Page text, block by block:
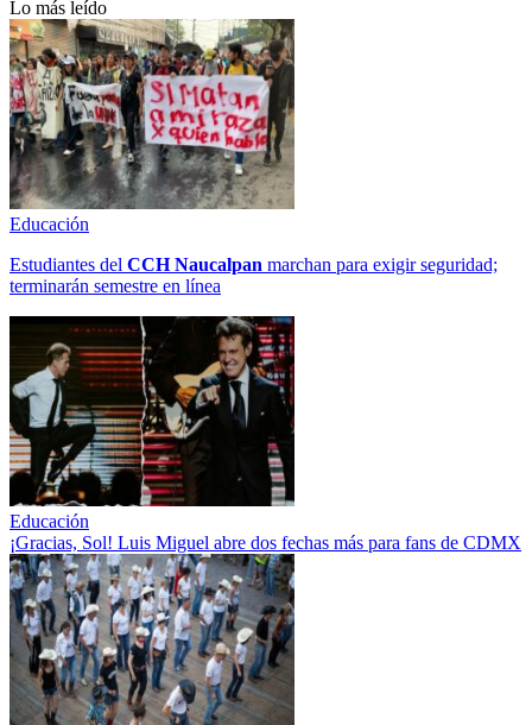
Lo más leído
Educación
Estudiantes del CCH Naucalpan marchan para exigir seguridad;
terminarán semestre en línea
Educación
¡Gracias, Sol! Luis Miguel abre dos fechas más para fans de CDMX